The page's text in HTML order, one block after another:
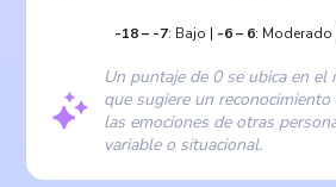
-18– -7: Bajo | -6– 6: Moderado
Un puntaje de 0 se ubica en el
que sugiere un
las emociones de otras
variable o situacional.